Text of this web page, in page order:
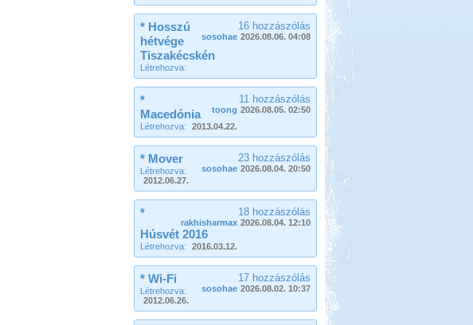
16 hozzászólás
sosohae 2026.08.06. 04:08
* Hosszú
hétvége
Tiszakécskén
Létrehozva:
11 hozzászólás
toong 2026.08.05. 02:50
*
Macedónia
Létrehozva: 2013.04.22.
23 hozzászólás
sosohae 2026.08.04. 20:50
* Mover
Létrehozva:
2012.06.27.
18 hozzászólás
rakhisharmax 2026.08.04. 12:10
*
Húsvét 2016
Létrehozva: 2016.03.12.
17 hozzászólás
sosohae 2026.08.02. 10:37
* Wi-Fi
Létrehozva:
2012.06.26.